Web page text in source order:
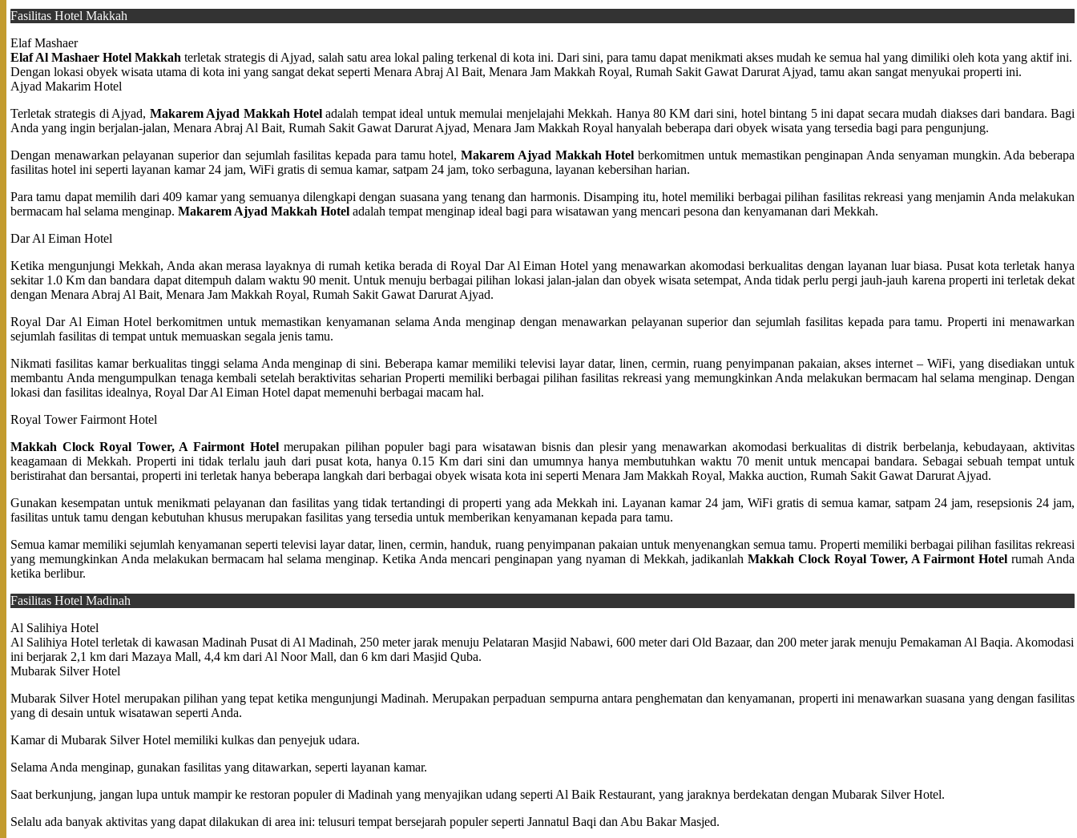
Fasilitas Hotel Makkah
Elaf Mashaer
Elaf Al Mashaer Hotel Makkah terletak strategis di Ajyad, salah satu area lokal paling terkenal di kota ini. Dari sini, para tamu dapat menikmati akses mudah ke semua hal yang dimiliki oleh kota yang aktif ini.
Dengan lokasi obyek wisata utama di kota ini yang sangat dekat seperti Menara Abraj Al Bait, Menara Jam Makkah Royal, Rumah Sakit Gawat Darurat Ajyad, tamu akan sangat menyukai properti ini.
Ajyad Makarim Hotel
Terletak strategis di Ajyad, Makarem Ajyad Makkah Hotel adalah tempat ideal untuk memulai menjelajahi Mekkah. Hanya 80 KM dari sini, hotel bintang 5 ini dapat secara mudah diakses dari bandara. Bagi
Anda yang ingin berjalan-jalan, Menara Abraj Al Bait, Rumah Sakit Gawat Darurat Ajyad, Menara Jam Makkah Royal hanyalah beberapa dari obyek wisata yang tersedia bagi para pengunjung.
Dengan menawarkan pelayanan superior dan sejumlah fasilitas kepada para tamu hotel,Makarem Ajyad Makkah Hotel berkomitmen untuk memastikan penginapan Anda senyaman mungkin. Ada beberapa
fasilitas hotel ini seperti layanan kamar 24 jam, WiFi gratis di semua kamar, satpam 24 jam, toko serbaguna, layanan kebersihan harian.
Para tamu dapat memilih dari 409 kamar yang semuanya dilengkapi dengan suasana yang tenang dan harmonis. Disamping itu, hotel memiliki berbagai pilihan fasilitas rekreasi yang menjamin Anda melakukan
bermacam hal selama menginap. Makarem Ajyad Makkah Hotel adalah tempat menginap ideal bagi para wisatawan yang mencari pesona dan kenyamanan dari Mekkah.
Dar Al Eiman Hotel
Ketika mengunjungi Mekkah, Anda akan merasa layaknya di rumah ketika berada di Royal Dar Al Eiman Hotel yang menawarkan akomodasi berkualitas dengan layanan luar biasa. Pusat kota terletak hanya
sekitar 1.0 Km dan bandara dapat ditempuh dalam waktu 90 menit. Untuk menuju berbagai pilihan lokasi jalan-jalan dan obyek wisata setempat, Anda tidak perlu pergi jauh-jauh karena properti ini terletak dekat
dengan Menara Abraj Al Bait, Menara Jam Makkah Royal, Rumah Sakit Gawat Darurat Ajyad.
Royal Dar Al Eiman Hotel berkomitmen untuk memastikan kenyamanan selama Anda menginap dengan menawarkan pelayanan superior dan sejumlah fasilitas kepada para tamu. Properti ini menawarkan
sejumlah fasilitas di tempat untuk memuaskan segala jenis tamu.
Nikmati fasilitas kamar berkualitas tinggi selama Anda menginap di sini. Beberapa kamar memiliki televisi layar datar, linen, cermin, ruang penyimpanan pakaian, akses internet – WiFi, yang disediakan untuk
membantu Anda mengumpulkan tenaga kembali setelah beraktivitas seharian Properti memiliki berbagai pilihan fasilitas rekreasi yang memungkinkan Anda melakukan bermacam hal selama menginap. Dengan
lokasi dan fasilitas idealnya, Royal Dar Al Eiman Hotel dapat memenuhi berbagai macam hal.
Royal Tower Fairmont Hotel
Makkah Clock Royal Tower, A Fairmont Hotelmerupakan pilihan populer bagi para wisatawan bisnis dan plesir yang menawarkan akomodasi berkualitas di distrik berbelanja, kebudayaan, aktivitas
keagamaan di Mekkah. Properti ini tidak terlalu jauh dari pusat kota, hanya 0.15 Km dari sini dan umumnya hanya membutuhkan waktu 70 menit untuk mencapai bandara. Sebagai sebuah tempat untuk
beristirahat dan bersantai, properti ini terletak hanya beberapa langkah dari berbagai obyek wisata kota ini seperti Menara Jam Makkah Royal, Makka auction, Rumah Sakit Gawat Darurat Ajyad.
Gunakan kesempatan untuk menikmati pelayanan dan fasilitas yang tidak tertandingi di properti yang ada Mekkah ini. Layanan kamar 24 jam, WiFi gratis di semua kamar, satpam 24 jam, resepsionis 24 jam,
fasilitas untuk tamu dengan kebutuhan khusus merupakan fasilitas yang tersedia untuk memberikan kenyamanan kepada para tamu.
Semua kamar memiliki sejumlah kenyamanan seperti televisi layar datar, linen, cermin, handuk, ruang penyimpanan pakaian untuk menyenangkan semua tamu. Properti memiliki berbagai pilihan fasilitas rekreasi
yang memungkinkan Anda melakukan bermacam hal selama menginap. Ketika Anda mencari penginapan yang nyaman di Mekkah, jadikanlahMakkah Clock Royal Tower, A Fairmont Hotel rumah Anda
ketika berlibur.
Fasilitas Hotel Madinah
Al Salihiya Hotel
Al Salihiya Hotel terletak di kawasan Madinah Pusat di Al Madinah, 250 meter jarak menuju Pelataran Masjid Nabawi, 600 meter dari Old Bazaar, dan 200 meter jarak menuju Pemakaman Al Baqia. Akomodasi
ini berjarak 2,1 km dari Mazaya Mall, 4,4 km dari Al Noor Mall, dan 6 km dari Masjid Quba.
Mubarak Silver Hotel
Mubarak Silver Hotel merupakan pilihan yang tepat ketika mengunjungi Madinah. Merupakan perpaduan sempurna antara penghematan dan kenyamanan, properti ini menawarkan suasana yang dengan fasilitas
yang di desain untuk wisatawan seperti Anda.
Kamar di Mubarak Silver Hotel memiliki kulkas dan penyejuk udara.
Selama Anda menginap, gunakan fasilitas yang ditawarkan, seperti layanan kamar.
Saat berkunjung, jangan lupa untuk mampir ke restoran populer di Madinah yang menyajikan udang seperti Al Baik Restaurant, yang jaraknya berdekatan dengan Mubarak Silver Hotel.
Selalu ada banyak aktivitas yang dapat dilakukan di area ini: telusuri tempat bersejarah populer seperti Jannatul Baqi dan Abu Bakar Masjed.